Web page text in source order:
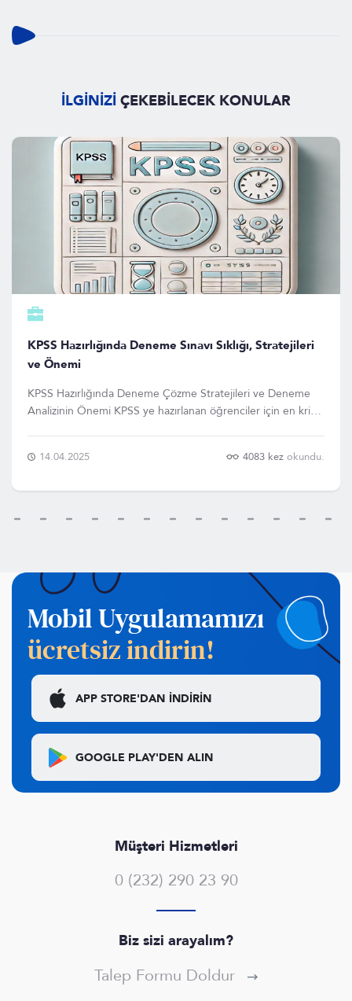
İLGİNİZİ ÇEKEBİLECEK KONULAR
KPSS Hazırlığında Deneme Sınavı Sıklığı, Stratejileri
ve Önemi
KPSS Hazırlığında Deneme Çözme Stratejileri ve Deneme
Analizinin Önemi KPSS ye hazırlanan öğrenciler için en kritik
bilgilerini gerçek sinav atmosferinde ö
14.04.2025 4083 kez okundu.
Mobil Uygulamamızı
ücretsiz indirin!
APP STORE'DAN İNDİRİN
GOOGLE PLAY'DEN ALIN
Müşteri Hizmetleri
0 (232) 290 23 90
Biz sizi arayalım?
Talep Formu Doldur